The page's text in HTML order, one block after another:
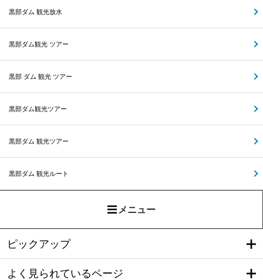
黒部ダム 観光放水
黒部ダム観光 ツアー
黒部 ダム 観光 ツアー
黒部ダム観光ツアー
黒部ダム 観光ツアー
黒部ダム 観光ルート
メニュー
ピックアップ
よく見られているページ